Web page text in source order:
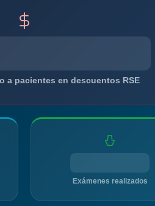
a pacientes en descuentos RSE
Exámenes realizados